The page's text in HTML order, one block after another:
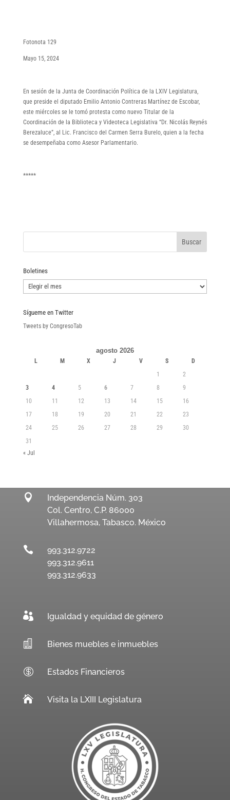
Fotonota 129
Mayo 15, 2024
En sesión de la Junta de Coordinación Política de la LXIV Legislatura,
que preside el diputado Emilio Antonio Contreras Martínez de Escobar,
este miércoles se le tomó protesta como nuevo Titular de la
Coordinación de la Biblioteca y Videoteca Legislativa “Dr. Nicolás Reynés
Berezaluce”, al Lic. Francisco del Carmen Serra Burelo, quien a la fecha
se desempeñaba como Asesor Parlamentario.
*****
Boletines
Boletines
Sígueme en Twitter
Tweets by CongresoTab
agosto 2026
L M X J V S
D
1
2
3
4 5 6 7 8
9
10
11 12 13 14 15
16
17
18 19 20 21 22
23
24
25 26 27 28 29
30
31
« Jul

Independencia Núm. 303
Col. Centro, C.P. 86000
Villahermosa, Tabasco. México

993.312.9722
993.312.9611
993.312.9633
 Igualdad y equidad de género
 Bienes muebles e inmuebles
 Estados Financieros
 Visita la LXIII Legislatura